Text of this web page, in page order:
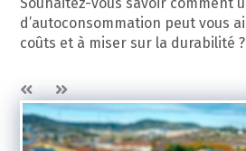
d’autoconsommation peut vous
coûts et à miser sur la durabilité ?